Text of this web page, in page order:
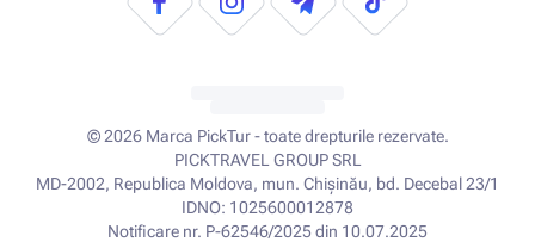
© 2026 Marca PickTur - toate drepturile rezervate.
PICKTRAVEL GROUP SRL
MD-2002, Republica Moldova, mun. Chișinău, bd. Decebal 23/1
IDNO: 1025600012878
Notificare nr. P-62546/2025 din 10.07.2025